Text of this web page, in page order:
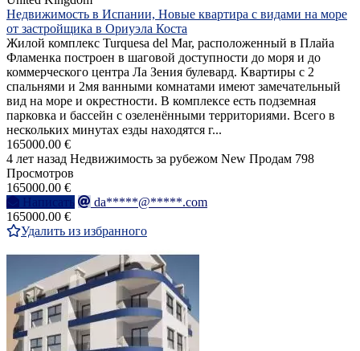
Недвижимость в Испании, Новые квартира с видами на море
от застройщика в Ориуэла Коста
Жилой комплекс Turquesa del Mar, расположенный в Плайа
Фламенка построен в шаговой доступности до моря и до
коммерческого центра Ла Зения булевард. Квартиры с 2
спальнями и 2мя ванными комнатами имеют замечательный
вид на море и окрестности. В комплексе есть подземная
парковка и бассейн с озеленёнными территориями. Всего в
нескольких минутах езды находятся г...
165000.00 €
4 лет назад Недвижимость за рубежом New Продам 798
Просмотров
165000.00 €
Написать
da*****@*****.com
165000.00 €
Удалить из избранного